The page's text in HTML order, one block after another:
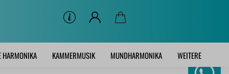
HARMONIKA KAMMERMUSIK MUNDHARMONIKA WEITERE